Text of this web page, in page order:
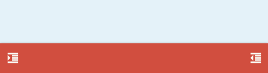
format_indent_increase format_indent_decrease